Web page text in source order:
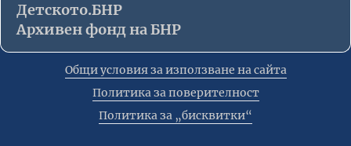
Детското.БНР
Архивен фонд на БНР
Общи условия за използване на сайта
Политика за поверителност
Политика за „бисквитки“